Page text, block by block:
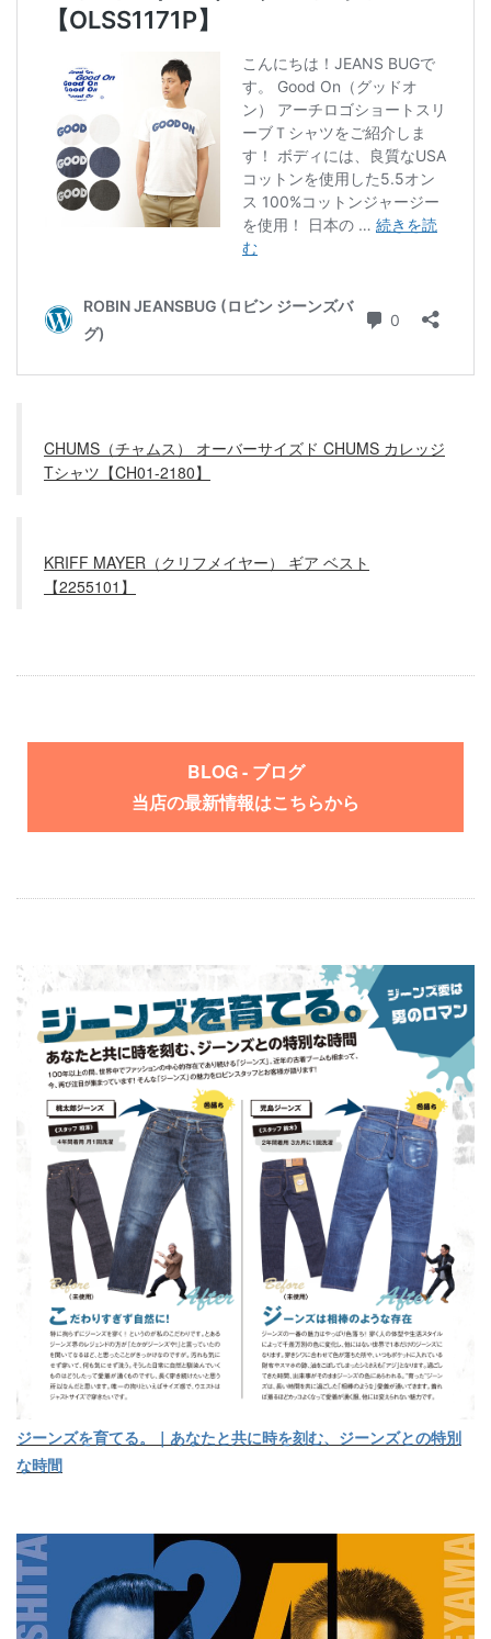
CHUMS（チャムス） オーバーサイズド CHUMS カレッジ
Tシャツ【CH01-2180】
KRIFF MAYER（クリフメイヤー） ギア ベスト
【2255101】
BLOG - ブログ
当店の最新情報はこちらから
ジーンズを育てる。｜あなたと共に時を刻む、ジーンズとの特別
な時間